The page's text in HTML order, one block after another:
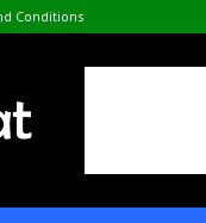
Conditions